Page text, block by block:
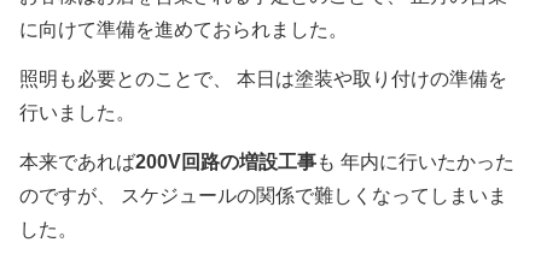
に向けて準備を進めておられました。
照明も必要とのことで、 本日は塗装や取り付けの準備を
行いました。
本来であれば200V回路の増設工事も 年内に行いたかった
のですが、 スケジュールの関係で難しくなってしまいま
した。